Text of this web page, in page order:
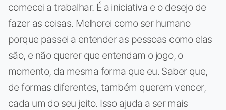
comecei a trabalhar. É a iniciativa e o desejo de
fazer as coisas. Melhorei como ser humano
porque passei a entender as pessoas como elas
são, e não querer que entendam o jogo, o
momento, da mesma forma que eu. Saber que,
de formas diferentes, também querem vencer,
cada um do seu jeito. Isso ajuda a ser mais